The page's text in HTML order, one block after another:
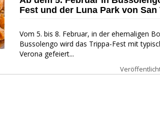
Fest und der Luna Park von San
Vom 5. bis 8. Februar, in der ehemaligen
Bussolengo wird das Trippa-Fest mit
Verona gefeiert...